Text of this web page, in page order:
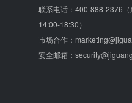
联系电话： 400-888-2376（
14:00-18:30）
市场合作：
安全邮箱：